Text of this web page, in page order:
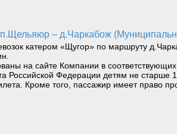
п.Щельяюр – д.Чаркабож
катером «Щугор» по маршруту
на сайте Компании в соответствующих
Российской Федерации детям не
Кроме того, пассажир имеет право